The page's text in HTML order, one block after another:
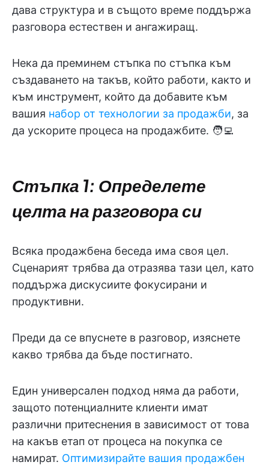
дава структура и в същото време поддържа
разговора естествен и ангажиращ.
Нека да преминем стъпка по стъпка към
създаването на такъв, който работи, както и
към инструмент, който да добавите към
вашия набор от технологии за продажби, за
да ускорите процеса на продажбите. 🧑‍💻
Стъпка 1: Определете
целта на разговора си
Всяка продажбена беседа има своя цел.
Сценарият трябва да отразява тази цел, като
поддържа дискусиите фокусирани и
продуктивни.
Преди да се впуснете в разговор, изяснете
какво трябва да бъде постигнато.
Един универсален подход няма да работи,
защото потенциалните клиенти имат
различни притеснения в зависимост от това
на какъв етап от процеса на покупка се
намират. Оптимизирайте вашия продажбен